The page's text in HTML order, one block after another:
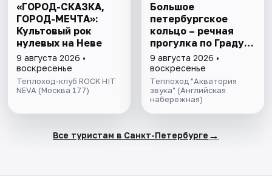
«ГОРОД-СКАЗКА,
ГОРОД-МЕЧТА»:
Культовый рок
нулевых на Неве
9 августа 2026 •
воскресенье
Теплоход-клуб ROCK HIT
NEVA (Москва 177)
Большое
петербургское
кольцо – речная
прогулка пo Граду
на Неве с
авторской
экскурсией и живой
музыкой в тёплом
салоне теплохода
9 августа 2026 •
воскресенье
Теплоход "Акватория
звука" (Английская
набережная)
Все туристам в Санкт-Петербурге →